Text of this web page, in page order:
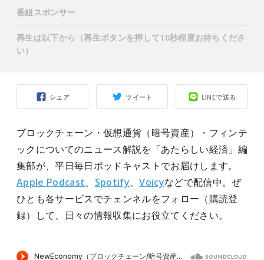
シェア ツイート LINEで送る
ブロックチェーン・仮想通貨（暗号資産）・フィンテ
ックについてのニュース解説を「あたらしい経済」編
集部が、平日毎日ポッドキャストでお届けします。
Apple Podcast、 Spotify、Voicyなどで配信中。ぜ
ひとも各サービスでチェンネルをフォロー（購読登
録）して、日々の情報収集にお役立てください。
番組スポンサー
再生は以下から（再生ボタンを押して10秒程度お待ちくださ
い）